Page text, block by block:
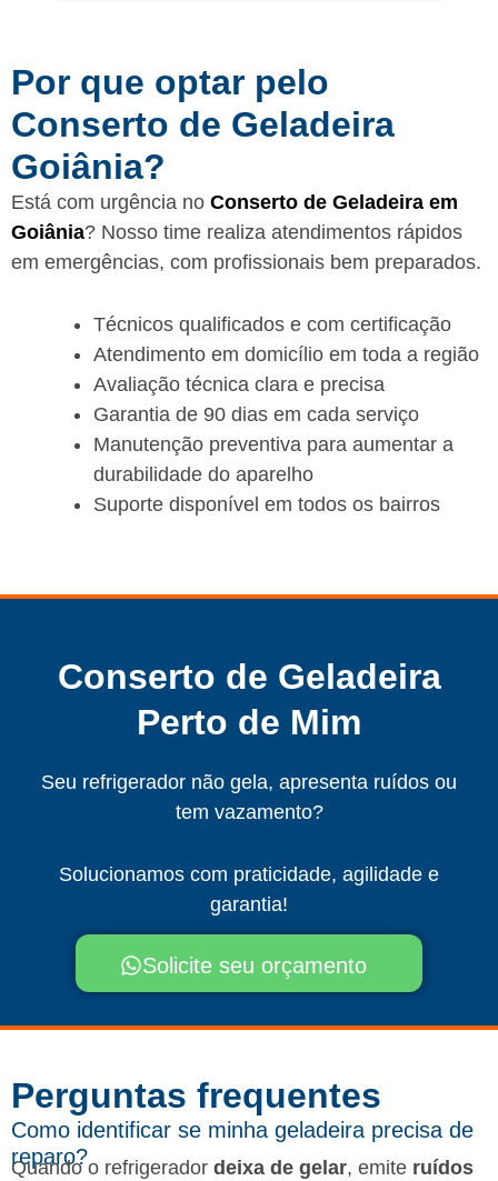
Por que optar pelo
Conserto de Geladeira
Goiânia?
Está com urgência no Conserto de Geladeira em
Goiânia? Nosso time realiza atendimentos rápidos
em emergências, com profissionais bem preparados.
Técnicos qualificados e com certificação
Atendimento em domicílio em toda a região
Avaliação técnica clara e precisa
Garantia de 90 dias em cada serviço
Manutenção preventiva para aumentar a
durabilidade do aparelho
Suporte disponível em todos os bairros
Conserto de Geladeira
Perto de Mim
Seu refrigerador não gela, apresenta ruídos ou
tem vazamento?
Solucionamos com praticidade, agilidade e
garantia!
Solicite seu orçamento
Perguntas frequentes​
Como identificar se minha geladeira precisa de
reparo?
Quando o refrigerador deixa de gelar, emite ruídos